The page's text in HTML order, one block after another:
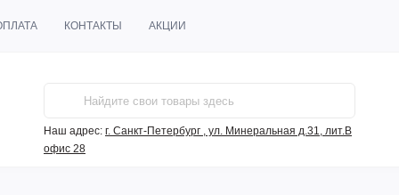
КОНТАКТЫ АКЦИИ
Наш адрес: г. Санкт-Петербург , ул. Минеральная д.31, лит.В
офис 28